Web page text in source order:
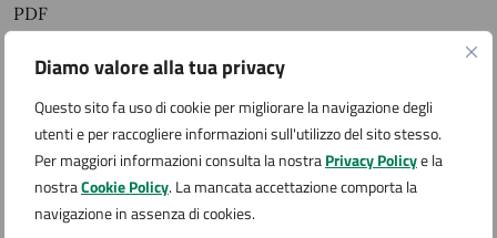
Diamo valore alla tua privacy
Questo sito fa uso di cookie per migliorare la navigazione degli
utenti e per raccogliere informazioni sull'utilizzo del sito stesso.
Per maggiori informazioni consulta la nostraPrivacy Policye la
nostraCookie Policy. La mancata accettazione comporta la
navigazione in assenza di cookies.
PDF
Licenza distribuzione
licenza aperta
Ultimo aggiornamento:26/03/2025, 13:28